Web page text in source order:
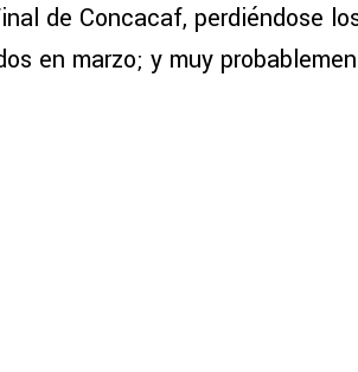
de Concacaf, perdiéndose
en marzo; y muy